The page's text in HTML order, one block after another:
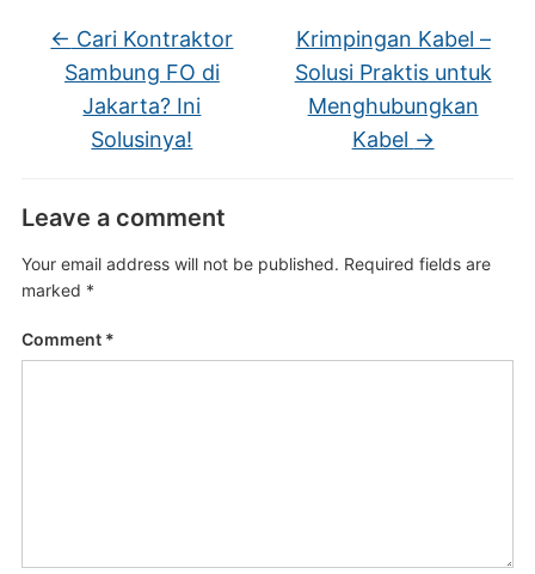
← Cari Kontraktor
Sambung FO di
Jakarta? Ini
Solusinya!
Krimpingan Kabel –
Solusi Praktis untuk
Menghubungkan
Kabel →
Leave a comment
Your email address will not be published. Required fields are
marked *
Comment *